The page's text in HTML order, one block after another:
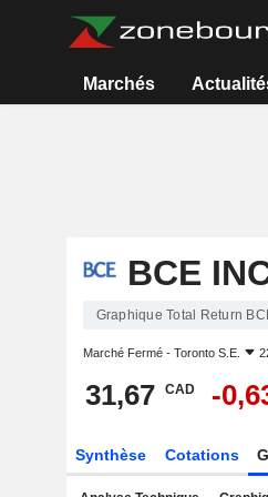
Marchés
BCE
Graphique Total Return
Marché Fermé - Toronto S.E.
31,67 CAD -
Synthèse Cotations